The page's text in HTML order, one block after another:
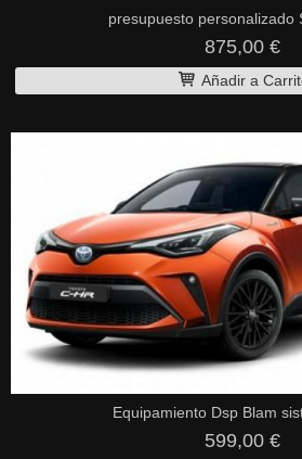
presupuesto personalizado
875,00 €
Añadir a
Equipamiento Dsp Blam
599,00 €